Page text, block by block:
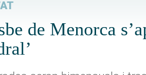
de Menorca